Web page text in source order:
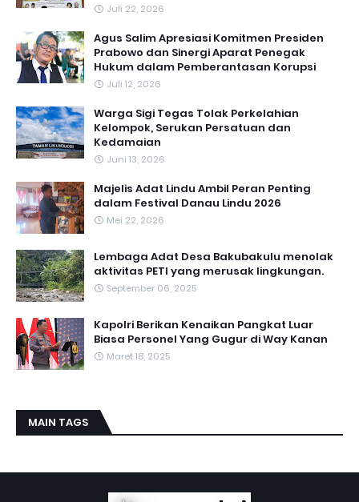
Juli 22, 2026
Agus Salim Apresiasi Komitmen Presiden
Prabowo dan Sinergi Aparat Penegak
Hukum dalam Pemberantasan Korupsi
Juli 12, 2026
Warga Sigi Tegas Tolak Perkelahian
Kelompok, Serukan Persatuan dan
Kedamaian
Juni 13, 2026
Majelis Adat Lindu Ambil Peran Penting
dalam Festival Danau Lindu 2026
Mei 22, 2026
Lembaga Adat Desa Bakubakulu menolak
aktivitas PETI yang merusak lingkungan.
September 06, 2025
Kapolri Berikan Kenaikan Pangkat Luar
Biasa Personel Yang Gugur di Way Kanan
Maret 18, 2025
MAIN TAGS